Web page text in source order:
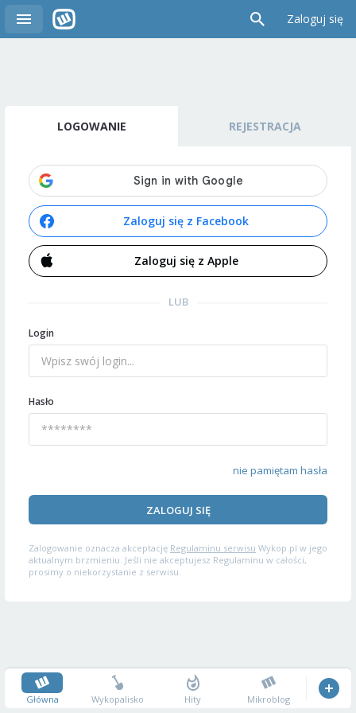
Zaloguj się
LOGOWANIE REJESTRACJA
Zaloguj się z Facebook
Zaloguj się z Apple
LUB
Login
Hasło
nie pamiętam hasła
ZALOGUJ SIĘ
Zalogowanie oznacza akceptację Regulaminu serwisu Wykop.pl w jego
aktualnym brzmieniu. Jeśli nie akceptujesz Regulaminu w całości,
prosimy o niekorzystanie z serwisu.
Główna Wykopalisko Hity Mikroblog